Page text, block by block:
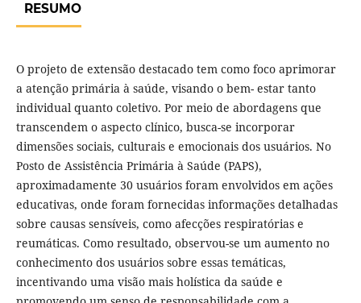
RESUMO
O projeto de extensão destacado tem como foco aprimorar
a atenção primária à saúde, visando o bem- estar tanto
individual quanto coletivo. Por meio de abordagens que
transcendem o aspecto clínico, busca-se incorporar
dimensões sociais, culturais e emocionais dos usuários. No
Posto de Assistência Primária à Saúde (PAPS),
aproximadamente 30 usuários foram envolvidos em ações
educativas, onde foram fornecidas informações detalhadas
sobre causas sensíveis, como afecções respiratórias e
reumáticas. Como resultado, observou-se um aumento no
conhecimento dos usuários sobre essas temáticas,
incentivando uma visão mais holística da saúde e